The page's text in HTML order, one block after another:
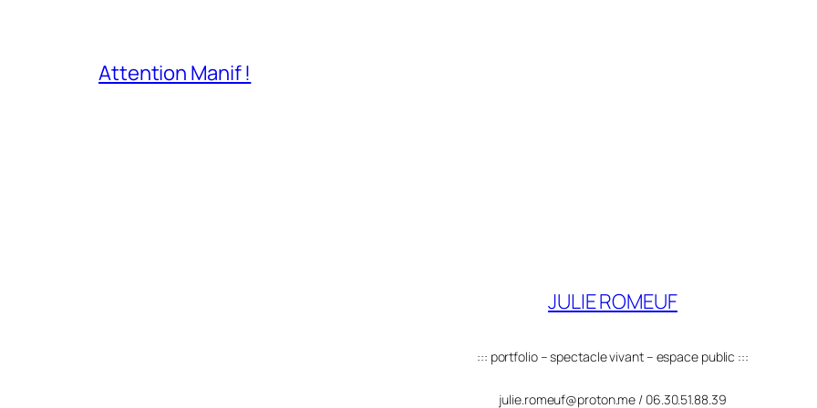
Attention Manif !
JULIE ROMEUF
::: portfolio – spectacle vivant – espace public :::
julie.romeuf@proton.me / 06.30.51.88.39